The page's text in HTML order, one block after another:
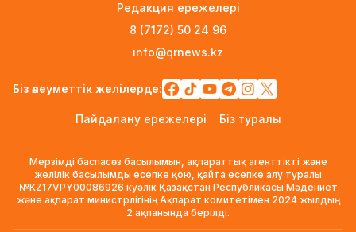
«Қазақтелекомның» екі қызметкері жұмыс
кезінде қаза тапты
Трамп АҚШ-та туғандарға автоматты түрде
қол қойды
Қыркүйектен бастап көлік әкелуге қойылатын
талаптар күшейеді
Редакция ережелері
8 (7172) 50 24 96
info@qrnews.kz
Біз әлеуметтік желілерде:
Пайдалану ережелері Біз туралы
Мерзімді баспасөз басылымын, ақпараттық агенттікті және
желілік басылымды есепке қою, қайта есепке алу туралы
№KZ17VPY00086926 куәлік Қазақстан Республикасы Мәдениет
және ақпарат министрлігінің Ақпарат комитетімен 2024 жылдың
2 ақпанында берілді.